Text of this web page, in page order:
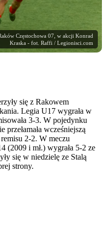
Częstochowa 07, w akcji Konrad
Kraska - fot. Raffi / Legionisci.com
się z Rakowem
Legia U17 wygrała w
3-3. W pojedynku
wcześniejszą
2-2. W meczu
(2009 i mł.) wygrała 5-2 ze
się w niedzielę ze Stalą
strony.